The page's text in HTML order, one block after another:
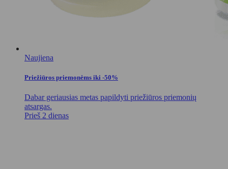
Naujiena
Priežiūros priemonėms iki -50%
Dabar geriausias metas papildyti priežiūros priemonių
atsargas.
Prieš 2 dienas